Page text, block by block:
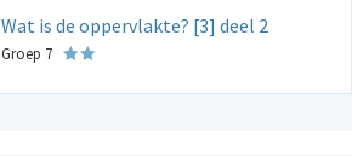
Wat is de oppervlakte? [3] deel 2
Groep 7